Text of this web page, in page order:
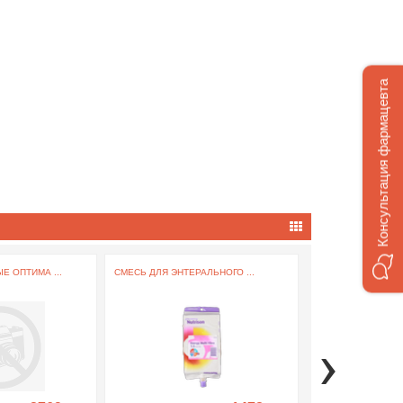
ОПТИМА ... СМЕСЬ ДЛЯ ЭНТЕРАЛЬНОГО ...
ЧУЛКИ
ЭРГОФОРМА ...
›
Консультация фармацевта